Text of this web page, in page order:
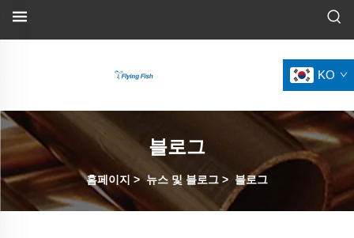
KO
블로그
홈페이지 >뉴스 및 블로그 > 블로그